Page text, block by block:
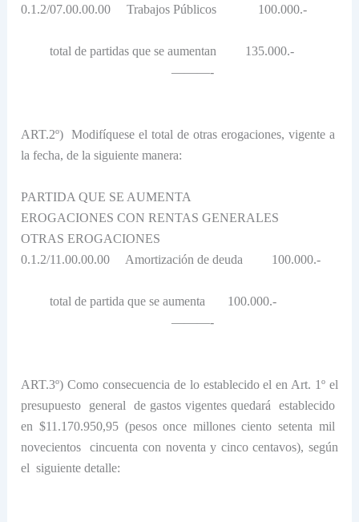
0.1.2/07.00.00.00
Trabajos Públicos 100.000.-
total de partidas que se aumentan
135.000.-
———-
ART.2º) Modifíquese el total de otras erogaciones, vigente a
la fecha, de la siguiente manera:
PARTIDA QUE SE AUMENTA
EROGACIONES CON RENTAS GENERALES
OTRAS EROGACIONES
0.1.2/11.00.00.00
Amortización de deuda 100.000.-
total de partida que se aumenta
100.000.-
———-
ART.3º) Como consecuencia de lo establecido el en Art. 1º el
presupuesto
general de gastos vigentes quedará
establecido
en $11.170.950,95 (pesos once millones ciento setenta mil
novecientos
cincuenta con noventa y cinco centavos), según
el siguiente detalle: